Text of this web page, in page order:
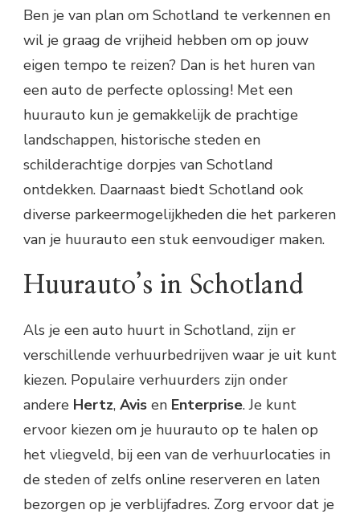
Ben je van plan om Schotland te verkennen en
wil je graag de vrijheid hebben om op jouw
eigen tempo te reizen? Dan is het huren van
een auto de perfecte oplossing! Met een
huurauto kun je gemakkelijk de prachtige
landschappen, historische steden en
schilderachtige dorpjes van Schotland
ontdekken. Daarnaast biedt Schotland ook
diverse parkeermogelijkheden die het parkeren
van je huurauto een stuk eenvoudiger maken.
Huurauto’s in Schotland
Als je een auto huurt in Schotland, zijn er
verschillende verhuurbedrijven waar je uit kunt
kiezen. Populaire verhuurders zijn onder
andere Hertz, Avis en Enterprise. Je kunt
ervoor kiezen om je huurauto op te halen op
het vliegveld, bij een van de verhuurlocaties in
de steden of zelfs online reserveren en laten
bezorgen op je verblijfadres. Zorg ervoor dat je